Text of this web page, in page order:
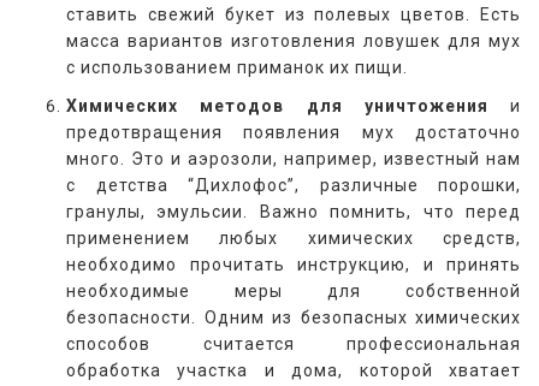
ставить свежий букет из полевых цветов. Есть
масса вариантов изготовления ловушек для мух
с использованием приманок их пищи.
Химических методов для уничтожения
и
предотвращения появления мух достаточно
много. Это и аэрозоли, например, известный нам
с детства “Дихлофос”, различные порошки,
гранулы, эмульсии. Важно помнить, что перед
применением любых химических средств,
необходимо прочитать инструкцию, и принять
необходимые меры для собственной
безопасности. Одним из безопасных химических
способов считается профессиональная
обработка участка и дома, которой хватает